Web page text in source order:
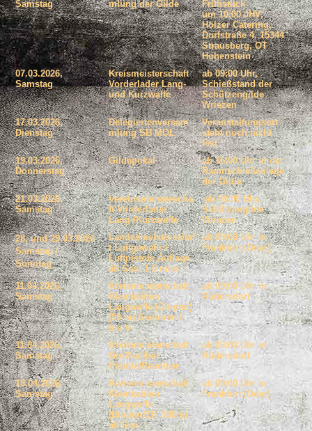
Samstag
mlung der Gilde
Frühstück
um 10:00 JHV,
Hölzer Catering,
Dorfstraße 4, 15344
Strausberg, OT
Hohenstein
07.03.2026,
Samstag
Kreismeisterschaft
Vorderlader Lang-
und Kurzwaffe
ab 09:00 Uhr,
Schießstand der
Schützengilde
Wriezen
17.03.2026,
Dienstag
Delegiertenversam
mlung SB MOL
Veranstaltungsort
steht noch nicht
fest
19.03.2026,
Donnerstag
Gildepokal
ab 16:00 Uhr in der
Raumschießanlage
der Gilde
21.03.2026,
Samstag
Vereinsmeisterscha
ft Vorderlader
Lang-/Kurzwaffe
ab 09:00 Uhr,
Schützengilde
Wriezen
28. und 29.03.2026
Samstag /
Sonntag
Landesmeisterschaf
t Luftgewehr /
Luftpistole Auflage
ab Sen. 1-5 m/w
ab 09:00 Uhr in
Frankfurt (Oder)
11.04.2026,
Samstag
Kreismeisterschaft
Kleinkaliber
Langwaffe (Diopter)
(50 m) Senioren I
bis V
ab 09:00 Uhr in
Rüdersdorf
11.04.2026,
Samstag
Kreismeisterschaft
Großkaliber
Pistole/Revolver
ab 09:00 Uhr in
Rüdersdorf
18.04.2026,
Samstag
Kreismeisterschaft
Kleinkaliber
Langwaffe
(Diopter/ZF, 100m)
ab Sen. I
ab 09:00 Uhr in
Frankfurt (Oder)